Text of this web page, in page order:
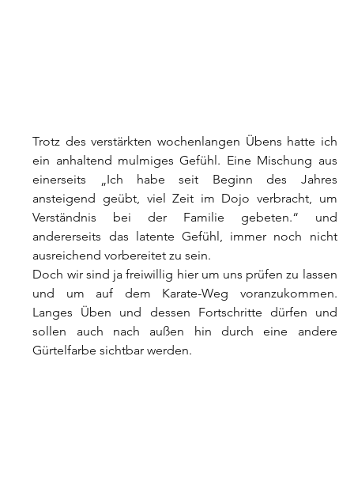
Trotz des verstärkten wochenlangen Übens hatte ich
ein anhaltend mulmiges Gefühl. Eine Mischung aus
einerseits „Ich habe seit Beginn des Jahres
ansteigend geübt, viel Zeit im Dojo verbracht, um
Verständnis bei der Familie gebeten.“ und
andererseits das latente Gefühl, immer noch nicht
ausreichend vorbereitet zu sein.
Doch wir sind ja freiwillig hier um uns prüfen zu lassen
und um auf dem Karate-Weg voranzukommen.
Langes Üben und dessen Fortschritte dürfen und
sollen auch nach außen hin durch eine andere
Gürtelfarbe sichtbar werden.